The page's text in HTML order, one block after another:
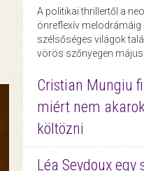
A politikai thrillertől a
önreflexív melodrámáig
szélsőséges világok
vörös szőnyegen május
Cristian Mungiu
miért nem
költözni
Léa Seydoux egy